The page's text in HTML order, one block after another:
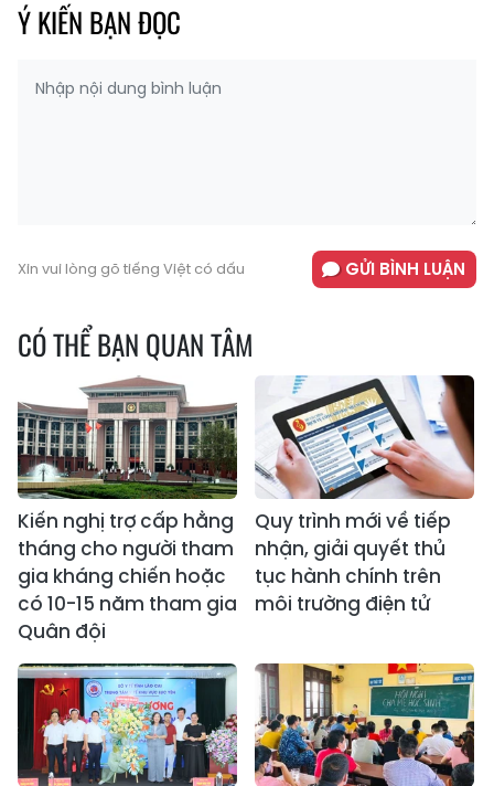
Ý KIẾN BẠN ĐỌC
Xin vui lòng gõ tiếng Việt có dấu GỬI BÌNH LUẬN
CÓ THỂ BẠN QUAN TÂM
Kiến nghị trợ cấp hằng
tháng cho người tham
gia kháng chiến hoặc
có 10-15 năm tham gia
Quân đội
Quy trình mới về tiếp
nhận, giải quyết thủ
tục hành chính trên
môi trường điện tử